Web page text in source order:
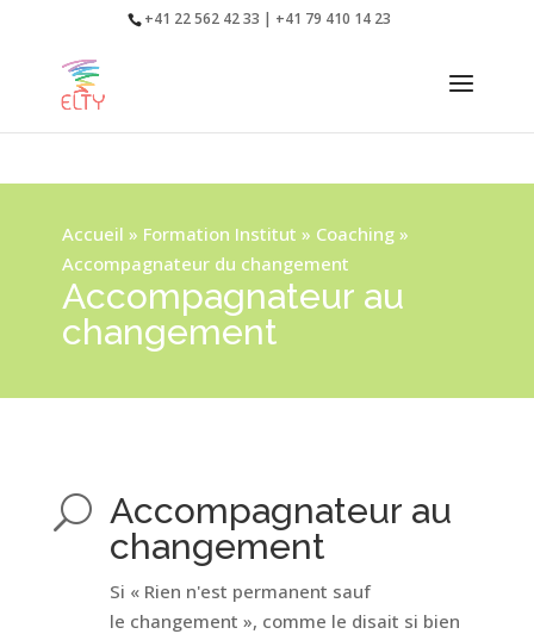
+41 22 562 42 33 | +41 79 410 14 23
Accueil » Formation Institut » Coaching»
Accompagnateur du changement
Accompagnateur au
changement
U Accompagnateur au
changement
Si « Rien n'est permanent sauf
le changement », comme le disait si bien